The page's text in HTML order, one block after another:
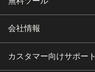
会社情報
カスタマー向けサポート